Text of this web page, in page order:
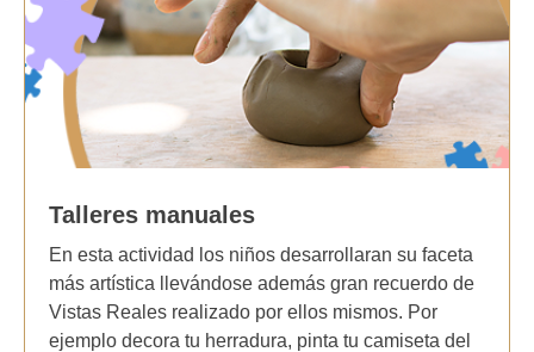
Talleres manuales
En esta actividad los niños desarrollaran su faceta
más artística llevándose además gran recuerdo de
Vistas Reales realizado por ellos mismos. Por
ejemplo decora tu herradura, pinta tu camiseta del